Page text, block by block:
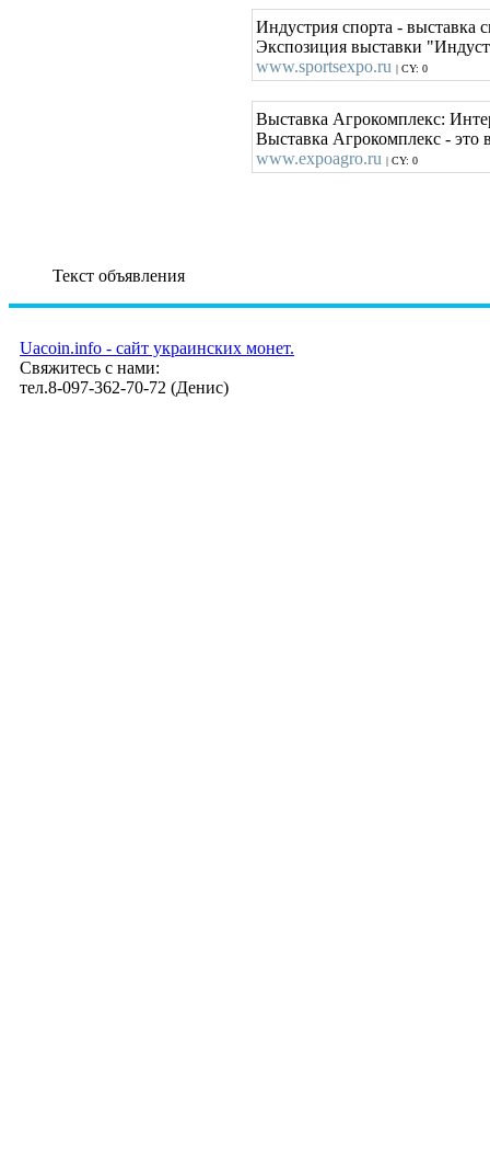
Индустрия спорта - выставка
Экспозиция выставки
www.sportsexpo.ru | CY: 0
Выставка Агрокомплекс:
Выставка Агрокомплекс - это
www.expoagro.ru | CY: 0
Текст объявления
Uacoin.info - сайт украинских монет.
Свяжитесь с нами:
тел.8-097-362-70-72 (Денис)